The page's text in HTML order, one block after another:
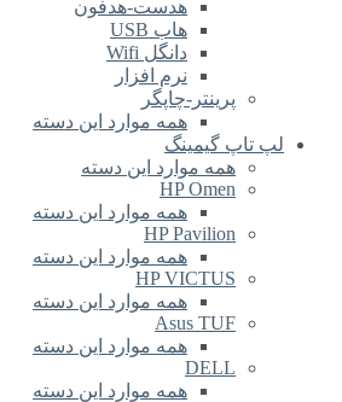
هدست-هدفون
هاب USB
دانگل Wifi
نرم افزار
پرینتر-چاپگر
همه موارد این دسته
لپ تاپ گیمینگ
همه موارد این دسته
HP Omen
همه موارد این دسته
HP Pavilion
همه موارد این دسته
HP VICTUS
همه موارد این دسته
Asus TUF
همه موارد این دسته
DELL
همه موارد این دسته